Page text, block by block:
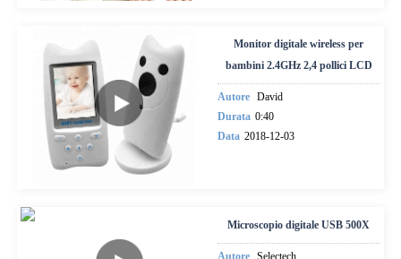
Monitor digitale wireless per
bambini 2.4GHz 2,4 pollici LCD
Autore David
Durata 0:40
Data 2018-12-03
Microscopio digitale USB 500X